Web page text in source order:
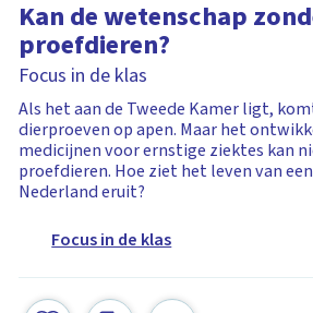
Kan de wetenschap
proefdieren?
Focus in de klas
Als het aan de Tweede Kamer ligt,
dierproeven op apen. Maar het
medicijnen voor ernstige ziektes kan
proefdieren. Hoe ziet het leven van
Nederland eruit?
Focus in de klas